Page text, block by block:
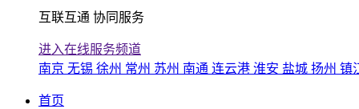
互联互通 协同服务
进入在线服务频道
南京 无锡 徐州 常州 苏州 南通 连云港 淮安 盐城 扬州 镇
首页